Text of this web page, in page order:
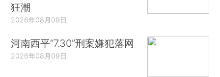
狂潮
2026年08月09日
河南西平“7.30”刑案嫌犯落网
2026年08月09日